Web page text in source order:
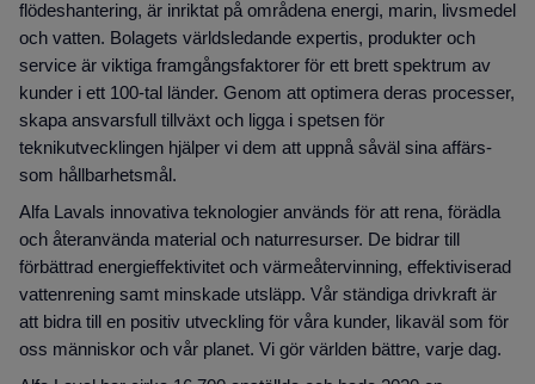
flödeshantering, är inriktat på områdena energi, marin, livsmedel
och vatten. Bolagets världsledande expertis, produkter och
service är viktiga framgångsfaktorer för ett brett spektrum av
kunder i ett 100-tal länder. Genom att optimera deras processer,
skapa ansvarsfull tillväxt och ligga i spetsen för
teknikutvecklingen hjälper vi dem att uppnå såväl sina affärs-
som hållbarhetsmål.
Alfa Lavals innovativa teknologier används för att rena, förädla
och återanvända material och naturresurser. De bidrar till
förbättrad energieffektivitet och värmeåtervinning, effektiviserad
vattenrening samt minskade utsläpp. Vår ständiga drivkraft är
att bidra till en positiv utveckling för våra kunder, likaväl som för
oss människor och vår planet. Vi gör världen bättre, varje dag.